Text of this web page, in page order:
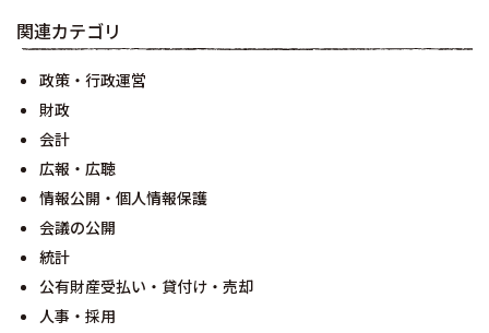
関連カテゴリ
政策・行政運営
財政
会計
広報・広聴
情報公開・個人情報保護
会議の公開
統計
公有財産受払い・貸付け・売却
人事・採用